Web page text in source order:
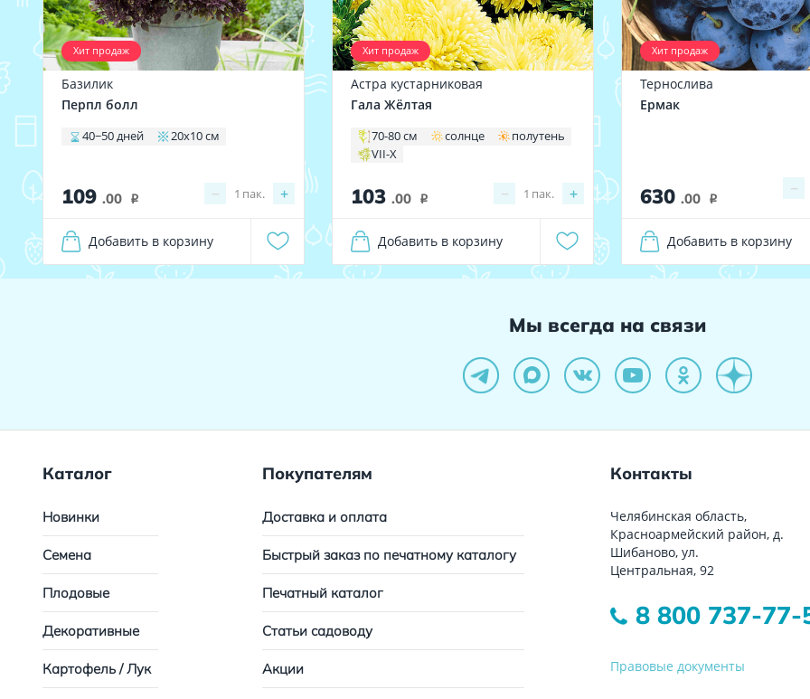
Хит продаж
Базилик
Перпл болл
40−50 дней 20х10 см
109 .00 i − +
1 пак.
Добавить в корзину
Хит продаж
Астра кустарниковая
Гала Жёлтая
70-80 см солнце
полутень
VII-X
103 .00 i − +
1 пак.
Добавить в корзину
Хит продаж
Тернослива
Ермак
630 .00 i
−
Добавить в корзину
Мы всегда на связи
Каталог
Новинки
Семена
Плодовые
Декоративные
Картофель / Лук
Покупателям
Доставка и оплата
Быстрый заказ по печатному каталогу
Печатный каталог
Статьи садоводу
Акции
Контакты
Челябинская область,
Красноармейский район, д.
Шибаново, ул.
Центральная, 92
8 800 737-77-
Правовые документы